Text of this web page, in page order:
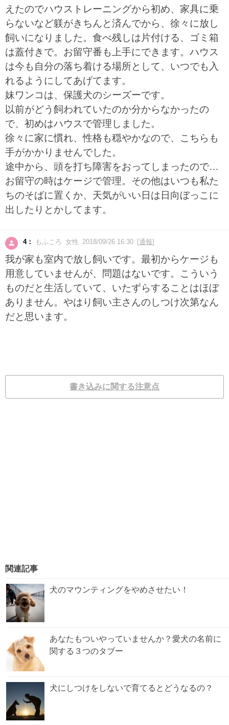
えたのでハウストレーニングから初め、家具に乗
らないなど躾がきちんと済んでから、徐々に放し
飼いになりました。食べ残しは片付ける、ゴミ箱
は蓋付きで。お留守番も上手にできます。ハウス
は今も自分の落ち着ける場所として、いつでも入
れるようにしてあげてます。
妹ワンコは、保護犬のシーズーです。
以前がどう飼われていたのか分からなかったの
で、初めはハウスで管理しました。
徐々に家に慣れ、性格も穏やかなので、こちらも
手がかかりませんでした。
途中から、頭を打ち障害をおってしまったので…
お留守の時はケージで管理。その他はいつも私た
ちのそばに置くか、天気がいい日は日向ぼっこに
出したりとかしてます。
4： もふころ 女性 2018/09/26 16:30 [通報]
我が家も室内で放し飼いです。最初からケージも
用意していませんが、問題はないです。こういう
ものだと生活していて、いたずらすることはほぼ
ありません。やはり飼い主さんのしつけ次第なん
だと思います。
書き込みに関する注意点
関連記事
犬のマウンティングをやめさせたい！
あなたもついやっていませんか？愛犬の名前に
関する３つのタブー
犬にしつけをしないで育てるとどうなるの？